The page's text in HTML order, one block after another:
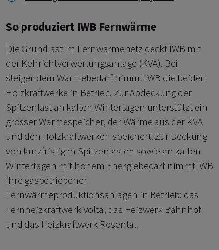
So produziert IWB Fernwärme
Die Grundlast im Fernwärmenetz deckt IWB mit
der Kehrichtverwertungsanlage (KVA). Bei
steigendem Wärmebedarf nimmt IWB die beiden
Holzkraftwerke in Betrieb. Zur Abdeckung der
Spitzenlast an kalten Wintertagen unterstützt ein
grosser Wärmespeicher, der Wärme aus der KVA
und den Holzkraftwerken speichert. Zur Deckung
von kurzfristigen Spitzenlasten sowie an kalten
Wintertagen mit hohem Energiebedarf nimmt IWB
ihre gasbetriebenen
Fernwärmeproduktionsanlagen in Betrieb: das
Fernheizkraftwerk Volta, das Heizwerk Bahnhof
und das Heizkraftwerk Rosental.